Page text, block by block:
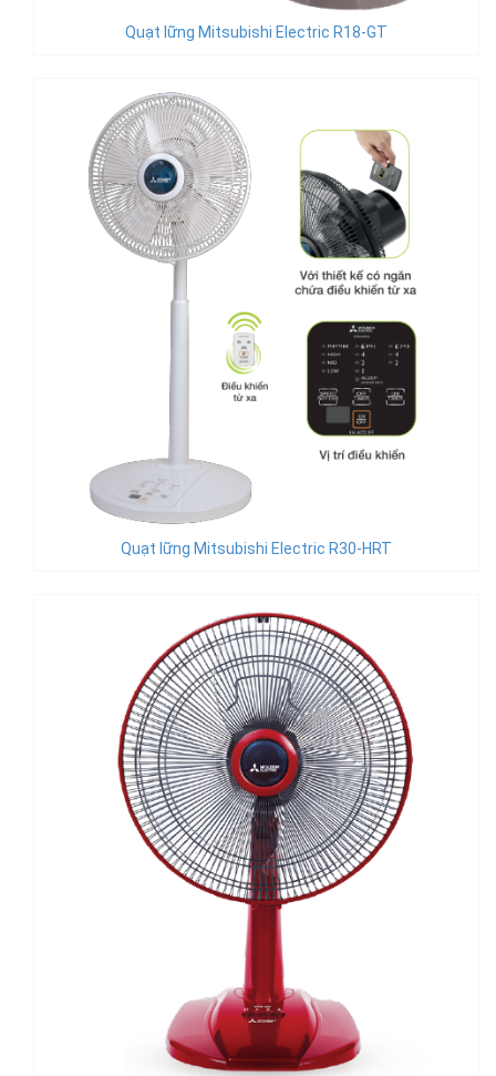
Quạt lững Mitsubishi Electric R18-GT
Quạt lững Mitsubishi Electric R30-HRT